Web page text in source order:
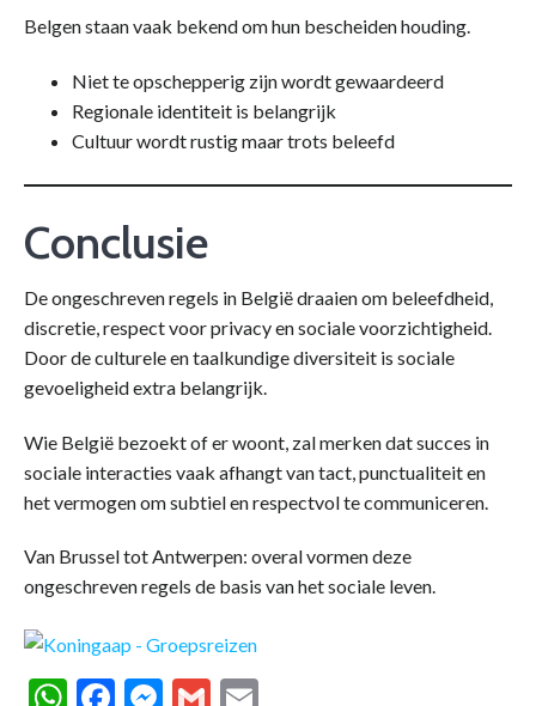
Belgen staan vaak bekend om hun bescheiden houding.
Niet te opschepperig zijn wordt gewaardeerd
Regionale identiteit is belangrijk
Cultuur wordt rustig maar trots beleefd
Conclusie
De ongeschreven regels in België draaien om beleefdheid,
discretie, respect voor privacy en sociale voorzichtigheid.
Door de culturele en taalkundige diversiteit is sociale
gevoeligheid extra belangrijk.
Wie België bezoekt of er woont, zal merken dat succes in
sociale interacties vaak afhangt van tact, punctualiteit en
het vermogen om subtiel en respectvol te communiceren.
Van Brussel tot Antwerpen: overal vormen deze
ongeschreven regels de basis van het sociale leven.
WhatsApp
Facebook
Messenger
Gmail